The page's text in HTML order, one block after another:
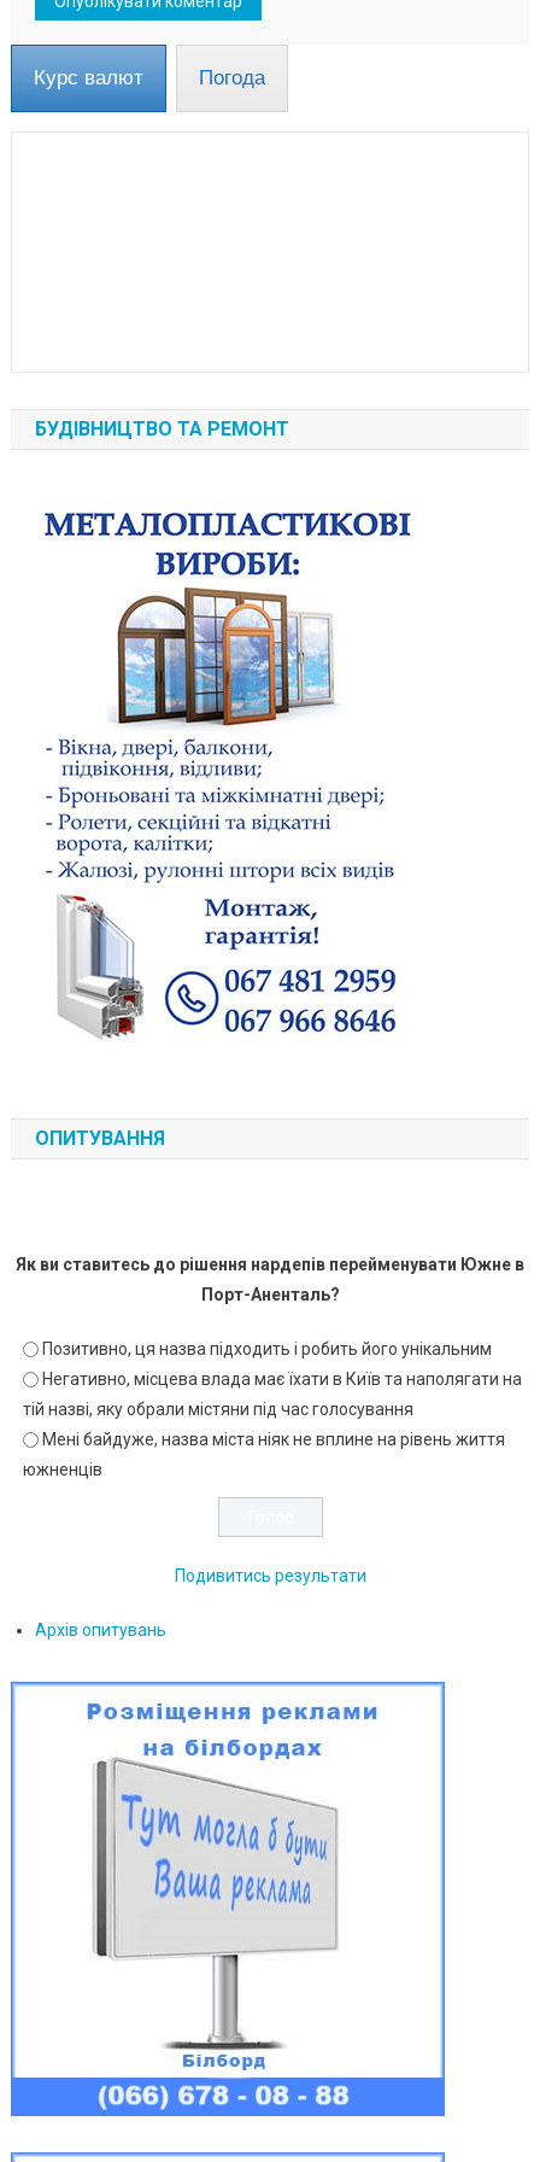
Курс валют Погода
БУДІВНИЦТВО ТА РЕМОНТ
ОПИТУВАННЯ
Як ви ставитесь до рішення нардепів перейменувати Южне в
Порт-Аненталь?
Позитивно, ця назва підходить і робить його унікальним
Негативно, місцева влада має їхати в Київ та наполягати на
тій назві, яку обрали містяни під час голосування
Мені байдуже, назва міста ніяк не вплине на рівень життя
южненців
Подивитись результати
Архів опитувань